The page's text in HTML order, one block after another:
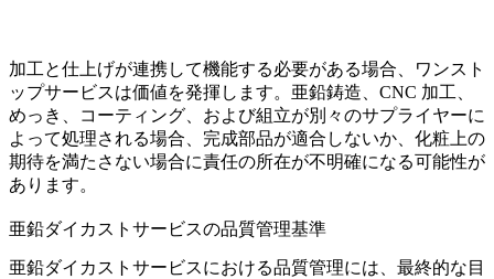
加工と仕上げが連携して機能する必要がある場合、ワンスト
ップサービスは価値を発揮します。亜鉛鋳造、CNC 加工、
めっき、コーティング、および組立が別々のサプライヤーに
よって処理される場合、完成部品が適合しないか、化粧上の
期待を満たさない場合に責任の所在が不明確になる可能性が
あります。
亜鉛ダイカストサービスの品質管理基準
亜鉛ダイカストサービスにおける品質管理には、最終的な目